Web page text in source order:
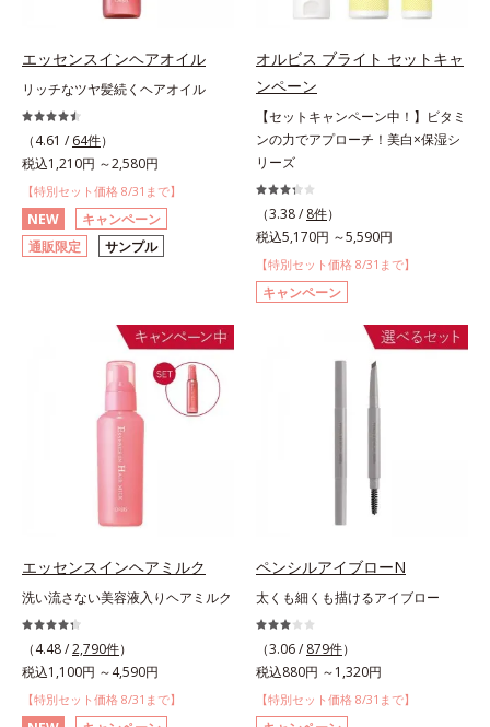
エッセンスインヘアオイル
リッチなツヤ髪続くヘアオイル
（4.61 / 64件）
税込1,210円 ～2,580円
【特別セット価格 8/31まで】
NEW
キャンペーン
通販限定
サンプル
オルビス ブライト セットキャ
ンペーン
【セットキャンペーン中！】ビタミ
ンの力でアプローチ！美白×保湿シ
リーズ
（3.38 / 8件）
税込5,170円 ～5,590円
【特別セット価格 8/31まで】
キャンペーン
エッセンスインヘアミルク
洗い流さない美容液入りヘアミルク
（4.48 /2,790件）
税込1,100円 ～4,590円
【特別セット価格 8/31まで】
ペンシルアイブローN
太くも細くも描けるアイブロー
（3.06 / 879件）
税込880円 ～1,320円
【特別セット価格 8/31まで】